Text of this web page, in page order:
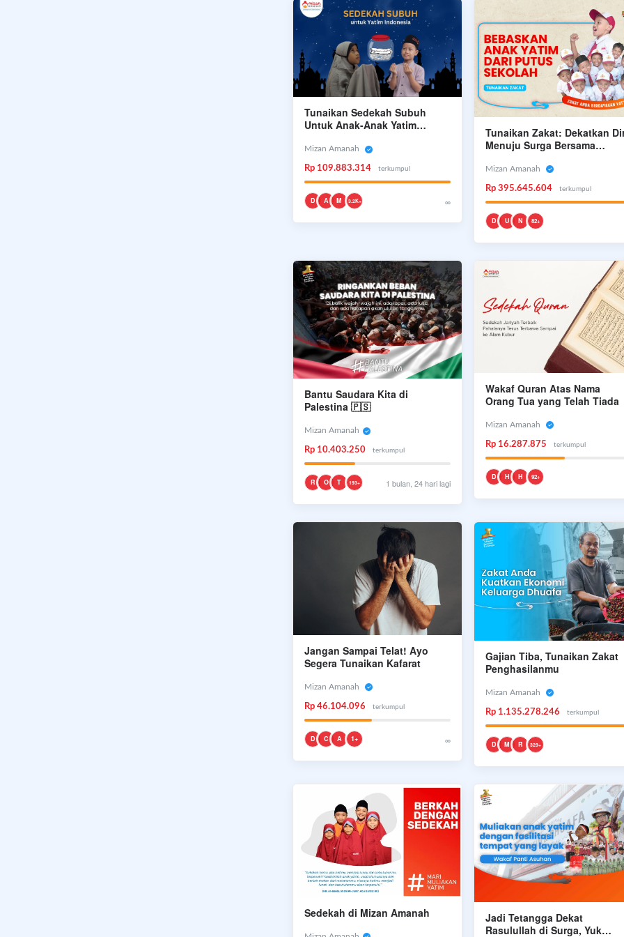
Tunaikan Sedekah Subuh
Untuk Anak-Anak Yatim
Mizan Amanah
Rp 109.883.314 terkumpul
D A M 3.2K+ ∞
Tunaikan Zakat: Dekatkan
Menuju Surga Bersama
Mizan Amanah
Rp 395.645.604 terkumpul
D U N 82+
Bantu Saudara Kita di
Palestina 🇵🇸
Mizan Amanah
Rp 10.403.250 terkumpul
R O T 193+ 1 bulan, 24 hari lagi
Wakaf Quran Atas Nama
Orang Tua yang Telah Tiada
Mizan Amanah
Rp 16.287.875 terkumpul
D H H 92+
Jangan Sampai Telat! Ayo
Segera Tunaikan Kafarat
Mizan Amanah
Rp 46.104.096 terkumpul
D C A 1+ ∞
Gajian Tiba, Tunaikan Zakat
Penghasilanmu
Mizan Amanah
Rp 1.135.278.246 terkumpul
D M R 329+
Sedekah di Mizan Amanah
Jadi Tetangga Dekat
Rasulullah di Surga, Yuk